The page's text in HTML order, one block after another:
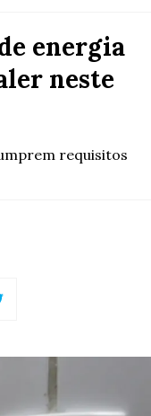
energia
neste
requisitos